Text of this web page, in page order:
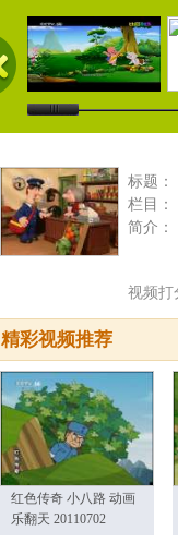
标题：
栏目：
简介：
视频打
精彩视频推荐
红色传奇 小八路 动画
乐翻天 20110702